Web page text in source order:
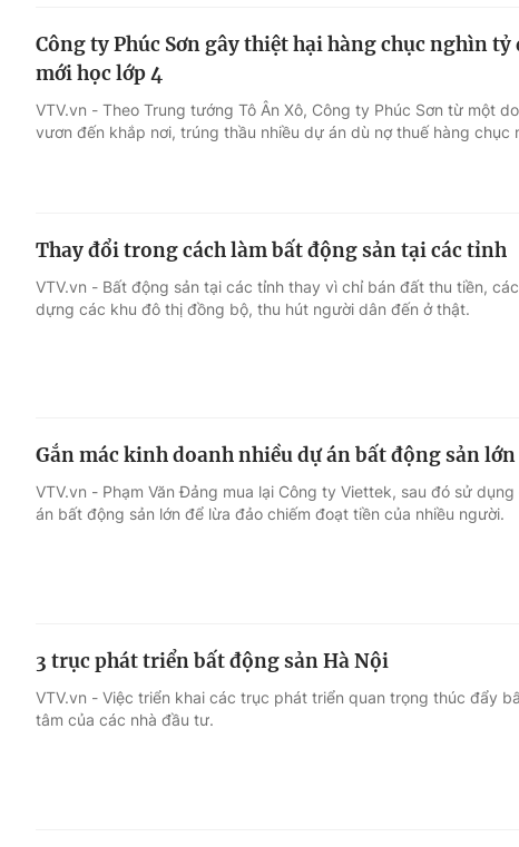
Công ty Phúc Sơn gây thiệt hại hàng chục nghìn
mới học lớp 4
VTV.vn - Theo Trung tướng Tô Ân Xô, Công ty Phúc Sơn từ một
vươn đến khắp nơi, trúng thầu nhiều dự án dù nợ thuế hàng chục
Thay đổi trong cách làm bất động sản tại các tỉnh
VTV.vn - Bất động sản tại các tỉnh thay vì chỉ bán đất thu tiền,
dựng các khu đô thị đồng bộ, thu hút người dân đến ở thật.
Gắn mác kinh doanh nhiều dự án bất động sản lớn
VTV.vn - Phạm Văn Đảng mua lại Công ty Viettek, sau đó sử
án bất động sản lớn để lừa đảo chiếm đoạt tiền của nhiều người.
3 trục phát triển bất động sản Hà Nội
VTV.vn - Việc triển khai các trục phát triển quan trọng thúc đẩy
tâm của các nhà đầu tư.